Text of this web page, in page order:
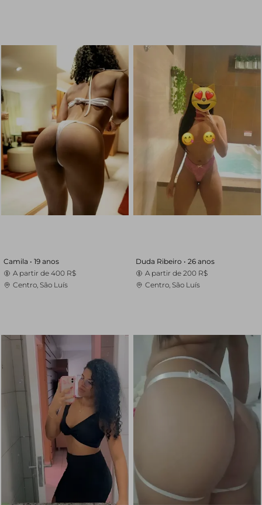
Camila • 19 anos
A partir de 400 R$
Centro, São Luís
Duda Ribeiro • 26 anos
A partir de 200 R$
Centro, São Luís